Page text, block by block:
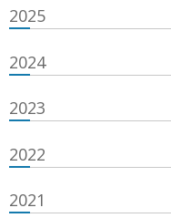
2025
2024
2023
2022
2021